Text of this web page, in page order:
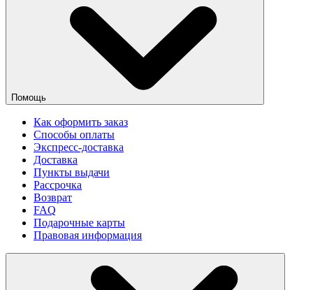
Помощь
Как оформить заказ
Способы оплаты
Экспресс-доставка
Доставка
Пункты выдачи
Рассрочка
Возврат
FAQ
Подарочные карты
Правовая информация